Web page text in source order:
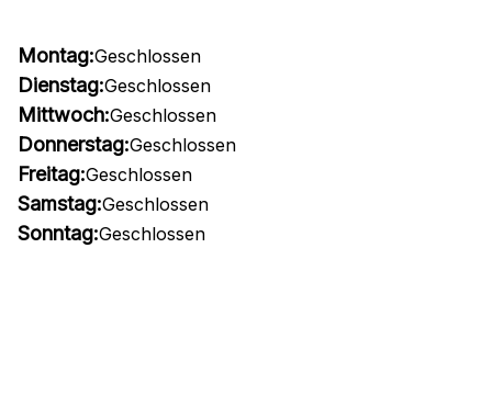
Montag:Geschlossen
Dienstag:Geschlossen
Mittwoch:Geschlossen
Donnerstag:Geschlossen
Freitag:Geschlossen
Samstag:Geschlossen
Sonntag:Geschlossen